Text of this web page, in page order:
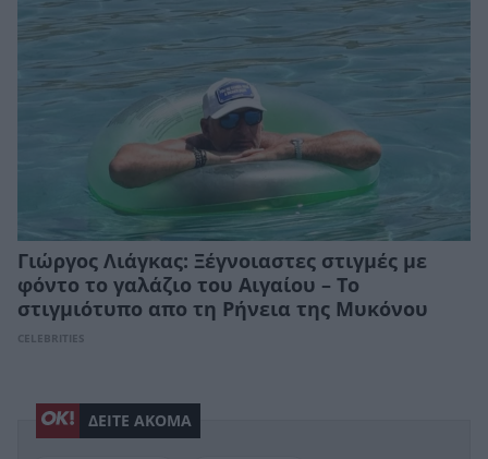
Γιώργος Λιάγκας: Ξέγνοιαστες στιγμές με
φόντο το γαλάζιο του Αιγαίου – Το
στιγμιότυπο απο τη Ρήνεια της Μυκόνου
CELEBRITIES
ΔΕΙΤΕ ΑΚΟΜΑ